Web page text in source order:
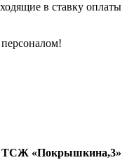
в ставку оплаты
ТСЖ «Покрышкина,3»